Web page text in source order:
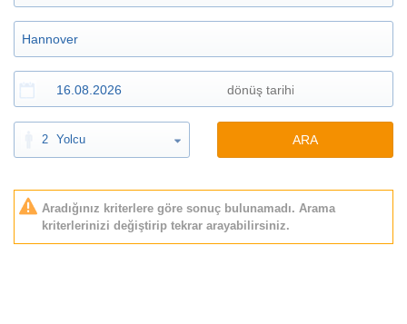
2 Yolcu ARA
Aradığınız kriterlere göre sonuç bulunamadı. Arama
kriterlerinizi değiştirip tekrar arayabilirsiniz.